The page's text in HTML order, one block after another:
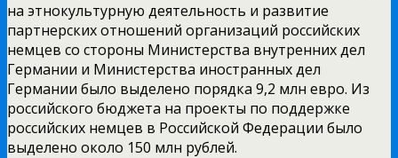
на этнокультурную деятельность и развитие
партнерских отношений организаций российских
немцев со стороны Министерства внутренних дел
Германии и Министерства иностранных дел
Германии было выделено порядка 9,2 млн евро. Из
российского бюджета на проекты по поддержке
российских немцев в Российской Федерации было
выделено около 150 млн рублей.